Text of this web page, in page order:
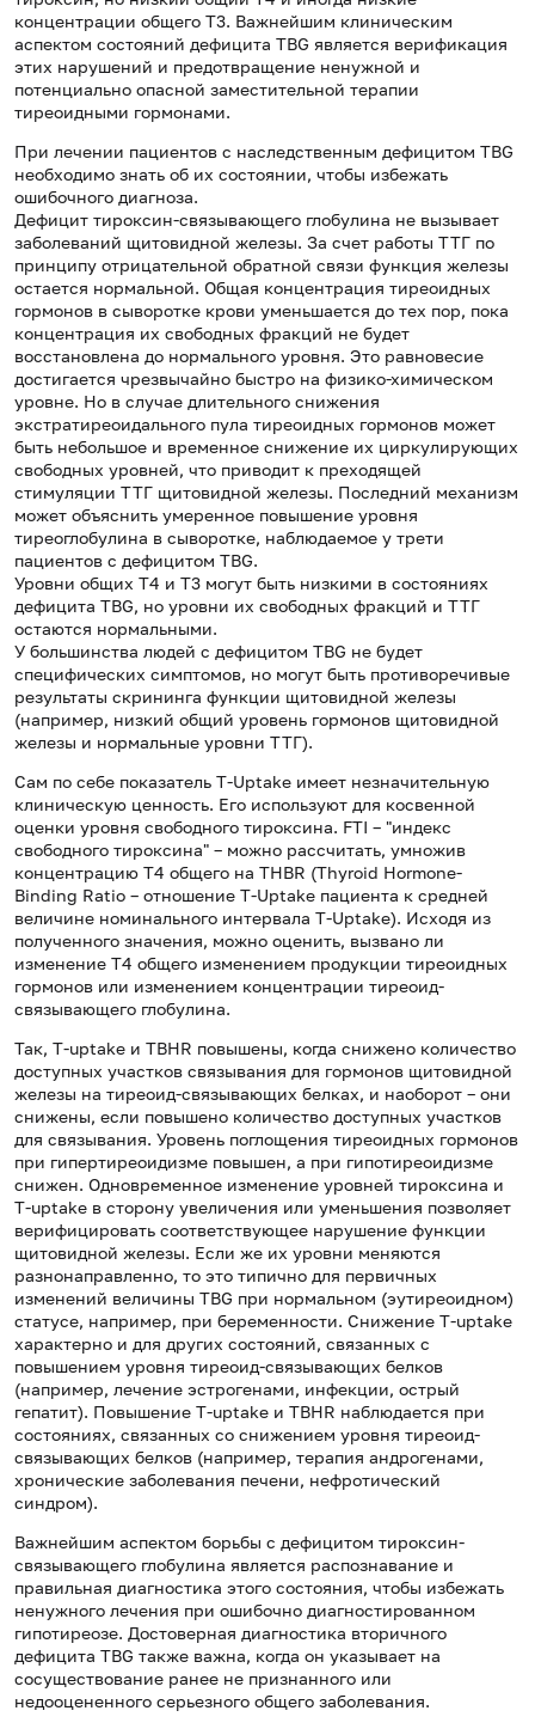
концентрации общего Т3. Важнейшим клиническим
аспектом состояний дефицита TBG является верификация
этих нарушений и предотвращение ненужной и
потенциально опасной заместительной терапии
тиреоидными гормонами.
При лечении пациентов с наследственным дефицитом TBG
необходимо знать об их состоянии, чтобы избежать
ошибочного диагноза.
Дефицит тироксин-связывающего глобулина не вызывает
заболеваний щитовидной железы. За счет работы ТТГ по
принципу отрицательной обратной связи функция железы
остается нормальной. Общая концентрация тиреоидных
гормонов в сыворотке крови уменьшается до тех пор, пока
концентрация их свободных фракций не будет
восстановлена ​​до нормального уровня. Это равновесие
достигается чрезвычайно быстро на физико-химическом
уровне. Но в случае длительного снижения
экстратиреоидального пула тиреоидных гормонов может
быть небольшое и временное снижение их циркулирующих
свободных уровней, что приводит к преходящей
стимуляции ТТГ щитовидной железы. Последний механизм
может объяснить умеренное повышение уровня
тиреоглобулина в сыворотке, наблюдаемое у трети
пациентов с дефицитом TBG.
Уровни общих T4 и T3 могут быть низкими в состояниях
дефицита TBG, но уровни их свободных фракций и ТТГ
остаются нормальными.
У большинства людей с дефицитом TBG не будет
специфических симптомов, но могут быть противоречивые
результаты скрининга функции щитовидной железы
(например, низкий общий уровень гормонов щитовидной
железы и нормальные уровни ТТГ).
Сам по себе показатель T-Uptake имеет незначительную
клиническую ценность. Его используют для косвенной
оценки уровня свободного тироксина. FTI – "индекс
свободного тироксина" – можно рассчитать, умножив
концентрацию Т4 общего на THBR (Thyroid Hormone-
Binding Ratio – отношение T-Uptake пациента к средней
величине номинального интервала T-Uptake). Исходя из
полученного значения, можно оценить, вызвано ли
изменение Т4 общего изменением продукции тиреоидных
гормонов или изменением концентрации тиреоид-
связывающего глобулина.
Так, T-uptake и TBHR повышены, когда снижено количество
доступных участков связывания для гормонов щитовидной
железы на тиреоид-связывающих белках, и наоборот – они
снижены, если повышено количество доступных участков
для связывания. Уровень поглощения тиреоидных гормонов
при гипертиреоидизме повышен, а при гипотиреоидизме
снижен. Одновременное изменение уровней тироксина и
T-uptake в сторону увеличения или уменьшения позволяет
верифицировать соответствующее нарушение функции
щитовидной железы. Если же их уровни меняются
разнонаправленно, то это типично для первичных
изменений величины TBG при нормальном (эутиреоидном)
статусе, например, при беременности. Снижение T-uptake
характерно и для других состояний, связанных с
повышением уровня тиреоид-связывающих белков
(например, лечение эстрогенами, инфекции, острый
гепатит). Повышение T-uptake и TBHR наблюдается при
состояниях, связанных со снижением уровня тиреоид-
связывающих белков (например, терапия андрогенами,
хронические заболевания печени, нефротический
синдром).
Важнейшим аспектом борьбы с дефицитом тироксин-
связывающего глобулина является распознавание и
правильная диагностика этого состояния, чтобы избежать
ненужного лечения при ошибочно диагностированном
гипотиреозе. Достоверная диагностика вторичного
дефицита TBG также важна, когда он указывает на
сосуществование ранее не признанного или
недооцененного серьезного общего заболевания.